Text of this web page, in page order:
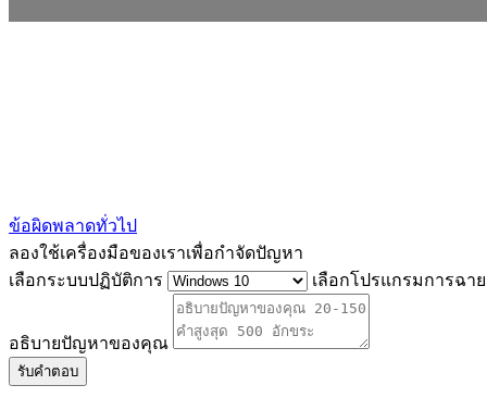
ข้อผิดพลาดทั่วไป
ลองใช้เครื่องมือของเราเพื่อกำจัดปัญหา
เลือกระบบปฏิบัติการ
เลือกโปรแกรมการฉา
อธิบายปัญหาของคุณ
รับคำตอบ